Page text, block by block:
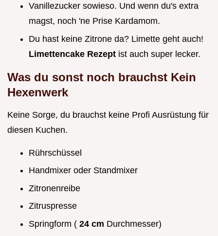
Vanillezucker sowieso. Und wenn du's extra
magst, noch 'ne Prise Kardamom.
Du hast keine Zitrone da? Limette geht auch!
Limettencake Rezept ist auch super lecker.
Was du sonst noch brauchst Kein
Hexenwerk
Keine Sorge, du brauchst keine Profi Ausrüstung für
diesen Kuchen.
Rührschüssel
Handmixer oder Standmixer
Zitronenreibe
Zitruspresse
Springform ( 24 cm Durchmesser)